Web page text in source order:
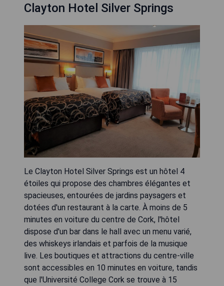
Clayton Hotel Silver Springs
Le Clayton Hotel Silver Springs est un hôtel 4
étoiles qui propose des chambres élégantes et
spacieuses, entourées de jardins paysagers et
dotées d'un restaurant à la carte. À moins de 5
minutes en voiture du centre de Cork, l'hôtel
dispose d'un bar dans le hall avec un menu varié,
des whiskeys irlandais et parfois de la musique
live. Les boutiques et attractions du centre-ville
sont accessibles en 10 minutes en voiture, tandis
que l'Université College Cork se trouve à 15